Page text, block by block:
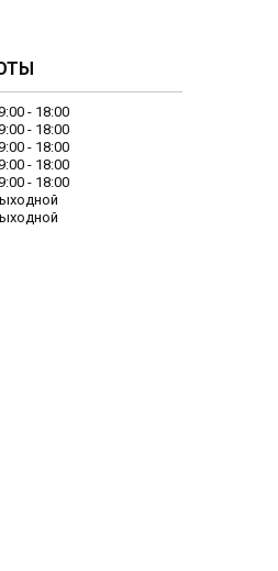
18:00
18:00
18:00
18:00
18:00